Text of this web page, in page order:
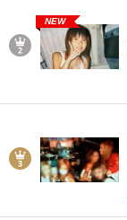
NEW